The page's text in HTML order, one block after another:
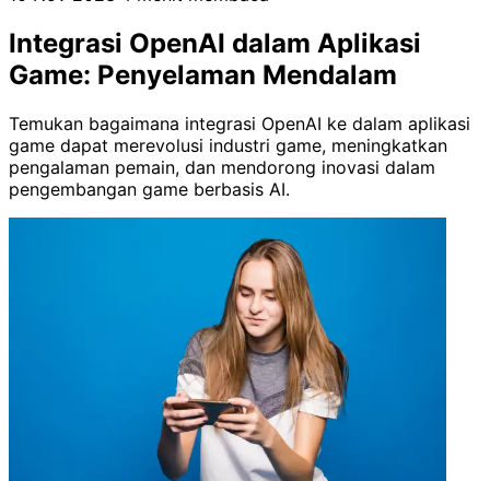
Integrasi OpenAI dalam Aplikasi
Game: Penyelaman Mendalam
Temukan bagaimana integrasi OpenAI ke dalam aplikasi
game dapat merevolusi industri game, meningkatkan
pengalaman pemain, dan mendorong inovasi dalam
pengembangan game berbasis AI.